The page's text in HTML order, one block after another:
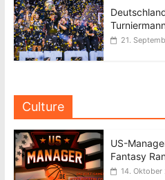
21.
Culture
US-
Fantasy
14. Oktober